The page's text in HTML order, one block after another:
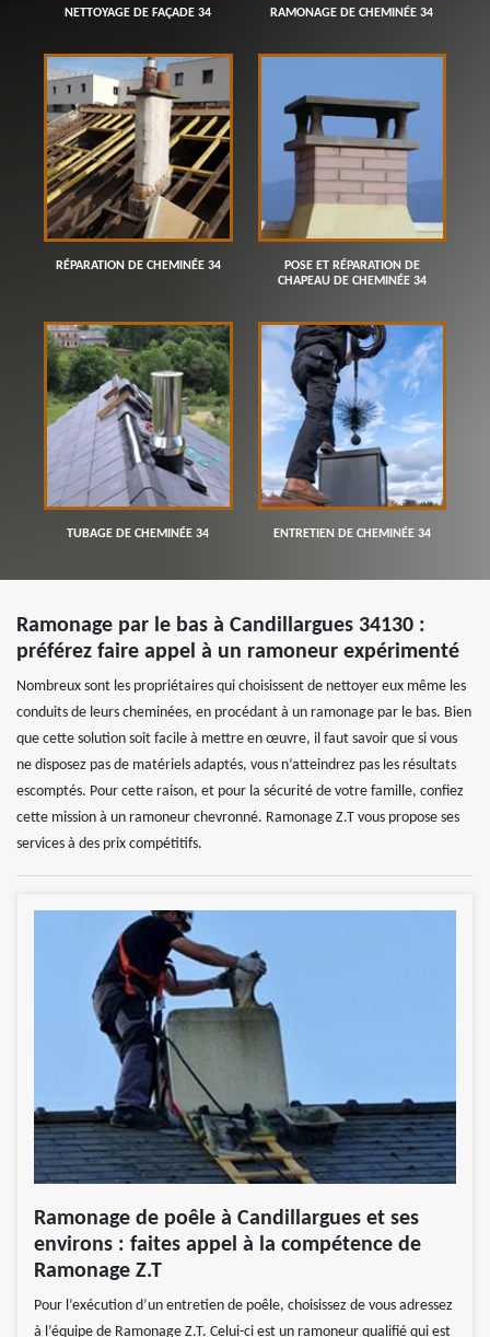
NETTOYAGE DE FAÇADE 34 RAMONAGE DE CHEMINÉE 34
RÉPARATION DE CHEMINÉE 34
POSE ET RÉPARATION DE
CHAPEAU DE CHEMINÉE 34
TUBAGE DE CHEMINÉE 34 ENTRETIEN DE CHEMINÉE 34
Ramonage par le bas à Candillargues 34130 :
préférez faire appel à un ramoneur expérimenté
Nombreux sont les propriétaires qui choisissent de nettoyer eux même les
conduits de leurs cheminées, en procédant à un ramonage par le bas. Bien
que cette solution soit facile à mettre en œuvre, il faut savoir que si vous
ne disposez pas de matériels adaptés, vous n’atteindrez pas les résultats
escomptés. Pour cette raison, et pour la sécurité de votre famille, confiez
cette mission à un ramoneur chevronné. Ramonage Z.T vous propose ses
services à des prix compétitifs.
Ramonage de poêle à Candillargues et ses
environs : faites appel à la compétence de
Ramonage Z.T
Pour l’exécution d’un entretien de poêle, choisissez de vous adressez
à l’équipe de Ramonage Z.T. Celui-ci est un ramoneur qualifié qui est